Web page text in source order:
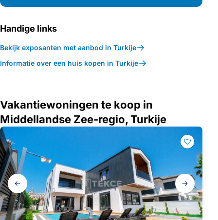
Handige links
Bekijk exposanten met aanbod in Turkije
Informatie over een huis kopen in Turkije
Vakantiewoningen te koop in
Middellandse Zee-regio, Turkije
Galerij
navigatie